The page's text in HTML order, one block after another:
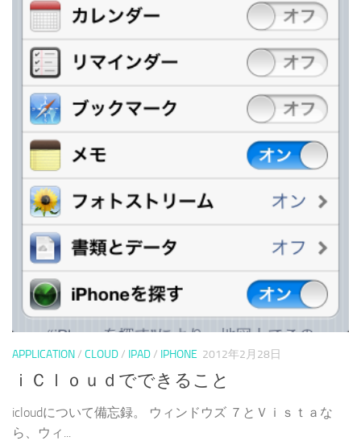
APPLICATION/ CLOUD/ IPAD/ IPHONE 2012年2月28日
ｉＣｌｏｕｄでできること
icloudについて備忘録。 ウィンドウズ ７とＶｉｓｔａな
ら、ウィ...